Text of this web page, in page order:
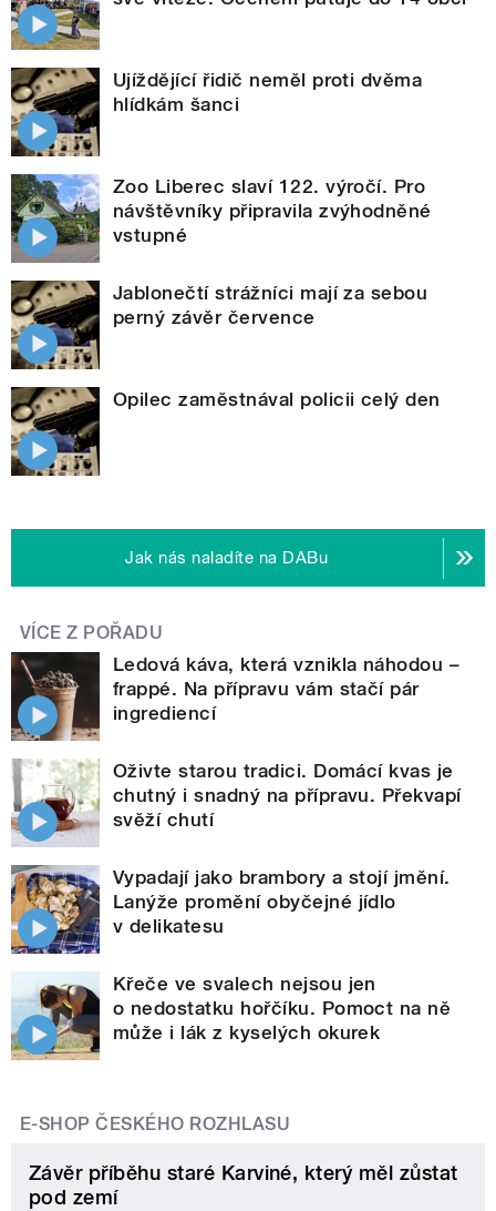
Ujíždějící řidič neměl proti dvěma
hlídkám šanci
Zoo Liberec slaví 122. výročí. Pro
návštěvníky připravila zvýhodněné
vstupné
Jablonečtí strážníci mají za sebou
perný závěr července
Opilec zaměstnával policii celý den
Jak nás naladíte na DABu
VÍCE Z POŘADU
Ledová káva, která vznikla náhodou –
frappé. Na přípravu vám stačí pár
ingrediencí
Oživte starou tradici. Domácí kvas je
chutný i snadný na přípravu. Překvapí
svěží chutí
Vypadají jako brambory a stojí jmění.
Lanýže promění obyčejné jídlo
v delikatesu
Křeče ve svalech nejsou jen
o nedostatku hořčíku. Pomoct na ně
může i lák z kyselých okurek
E-SHOP ČESKÉHO ROZHLASU
Závěr příběhu staré Karviné, který měl zůstat
pod zemí